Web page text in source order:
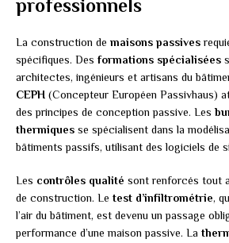
professionnels
La construction de maisons passives
spécifiques. Des formations spécialisées
architectes, ingénieurs et artisans du
CEPH (Concepteur Européen Passivhaus)
des principes de conception passive. Les
thermiques se spécialisent dans la
bâtiments passifs, utilisant des logiciels de
Les contrôles qualité sont renforcés tout
de construction. Le test d’infiltrométrie,
l’air du bâtiment, est devenu un passage
performance d’une maison passive. La